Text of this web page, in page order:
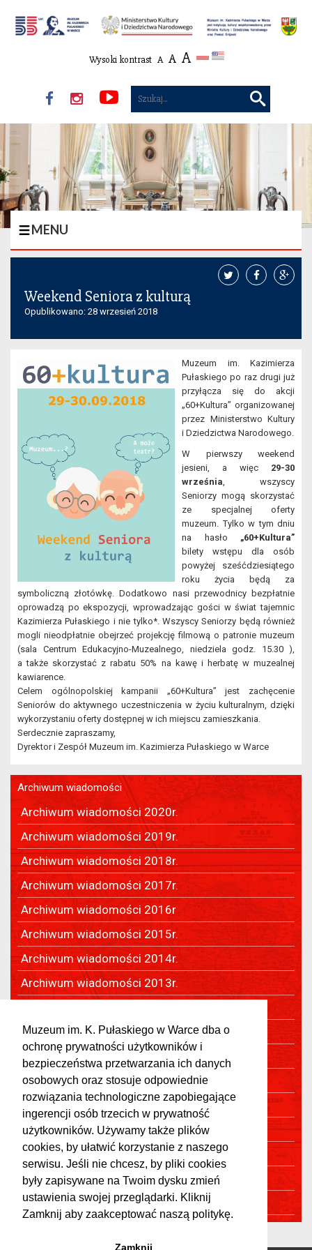
Muzeum im. K. Pułaskiego w Warce dba o
ochronę prywatności użytkowników i
bezpieczeństwa przetwarzania ich danych
osobowych oraz stosuje odpowiednie
rozwiązania technologiczne zapobiegające
ingerencji osób trzecich w prywatność
użytkowników. Używamy także plików
cookies, by ułatwić korzystanie z naszego
serwisu. Jeśli nie chcesz, by pliki cookies
były zapisywane na Twoim dysku zmień
ustawienia swojej przeglądarki. Kliknij
Zamknij aby zaakceptować naszą politykę.
Zamknij
Przejdź do treści
Wysoki kontrast A A A
Muzeum
Pułaski
Facebook
Muzeum
Pułaski
Instagram
Muzeum
Pułaski
Instagram
MENU
Weekend Seniora z kulturą
Opublikowano: 28 wrzesień 2018
Muzeum im. Kazimierza
Pułaskiego po raz drugi już
przyłącza się do akcji
„60+Kultura” organizowanej
przez Ministerstwo Kultury
i Dziedzictwa Narodowego.
W pierwszy weekend
jesieni, a więc 29-30
września , wszyscy
Seniorzy mogą skorzystać
ze specjalnej oferty
muzeum. Tylko w tym dniu
na hasło „60+Kultura”
bilety wstępu dla osób
powyżej sześćdziesiątego
roku życia będą za
symboliczną złotówkę. Dodatkowo nasi przewodnicy bezpłatnie
oprowadzą po ekspozycji, wprowadzając gości w świat tajemnic
Kazimierza Pułaskiego i nie tylko*. Wszyscy Seniorzy będą również
mogli nieodpłatnie obejrzeć projekcję filmową o patronie muzeum
(sala Centrum Edukacyjno-Muzealnego, niedziela godz. 15.30 ),
a także skorzystać z rabatu 50% na kawę i herbatę w muzealnej
kawiarence.
Celem ogólnopolskiej kampanii „60+Kultura” jest zachęcenie
Seniorów do aktywnego uczestniczenia w życiu kulturalnym, dzięki
wykorzystaniu oferty dostępnej w ich miejscu zamieszkania.
Serdecznie zapraszamy,
Dyrektor i Zespół Muzeum im. Kazimierza Pułaskiego w Warce
Archiwum wiadomości
Archiwum wiadomości 2020r.
Archiwum wiadomości 2019r.
Archiwum wiadomości 2018r.
Archiwum wiadomości 2017r.
Archiwum wiadomości 2016r
Archiwum wiadomości 2015r.
Archiwum wiadomości 2014r.
Archiwum wiadomości 2013r.
Archiwum wiadomości 2011r.
Archiwum wiadomości 2010r.
Archiwum wiadomości 2009r.
Archiwum wiadomości 2008r.
Archiwum wiadomości 2007r.
Archiwum wiadomości 2006r.
Archiwum wiadomości 2005r.
Archiwum wiadomości 2004r.